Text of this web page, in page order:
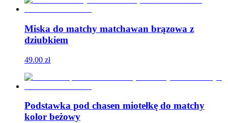
Miska do matchy matchawan brązowa z
dziubkiem
49.00 zł
Podstawka pod chasen miotełkę do matchy
kolor beżowy